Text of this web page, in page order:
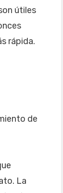
útiles
rápida.
de
La